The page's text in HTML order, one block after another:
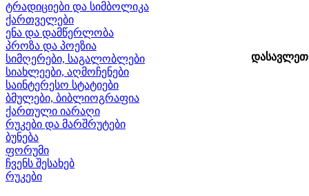
ტრადიციები და სიმბოლიკა
ქართველები
ენა და დამწერლობა
პროზა და პოეზია
სიმღერები, საგალობლები
სიახლეები, აღმოჩენები
საინტერესო სტატიები
ბმულები, ბიბლიოგრაფია
ქართული იარაღი
რუკები და მარშრუტები
ბუნება
ფორუმი
ჩვენს შესახებ
რუკები
დასავლეთ